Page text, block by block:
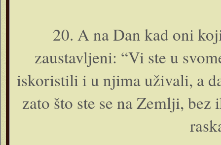
20. A na Dan kad o­ni
zaustavljeni: “Vi ste u
iskoristili i u njima uživali, a
zato što ste se na Zemlji,